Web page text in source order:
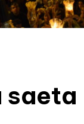
saeta